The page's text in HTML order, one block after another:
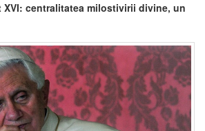
centralitatea milostivirii divine, un